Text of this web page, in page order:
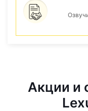
Акции и